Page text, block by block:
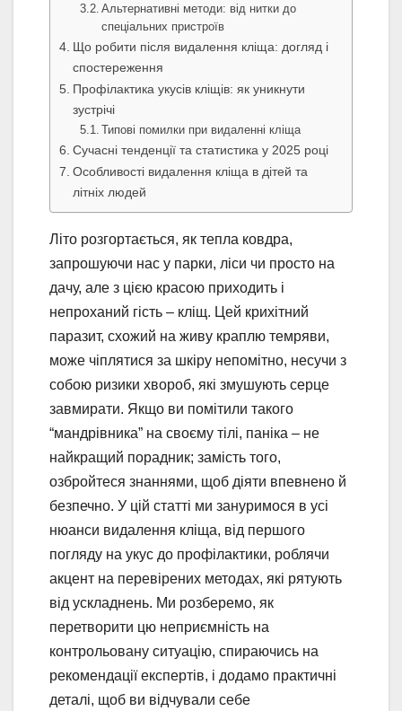
Альтернативні методи: від нитки до
спеціальних пристроїв
Що робити після видалення кліща: догляд і
спостереження
Профілактика укусів кліщів: як уникнути
зустрічі
Типові помилки при видаленні кліща
Сучасні тенденції та статистика у 2025 році
Особливості видалення кліща в дітей та
літніх людей
Літо розгортається, як тепла ковдра,
запрошуючи нас у парки, ліси чи просто на
дачу, але з цією красою приходить і
непроханий гість – кліщ. Цей крихітний
паразит, схожий на живу краплю темряви,
може чіплятися за шкіру непомітно, несучи з
собою ризики хвороб, які змушують серце
завмирати. Якщо ви помітили такого
“мандрівника” на своєму тілі, паніка – не
найкращий порадник; замість того,
озбройтеся знаннями, щоб діяти впевнено й
безпечно. У цій статті ми зануримося в усі
нюанси видалення кліща, від першого
погляду на укус до профілактики, роблячи
акцент на перевірених методах, які рятують
від ускладнень. Ми розберемо, як
перетворити цю неприємність на
контрольовану ситуацію, спираючись на
рекомендації експертів, і додамо практичні
деталі, щоб ви відчували себе